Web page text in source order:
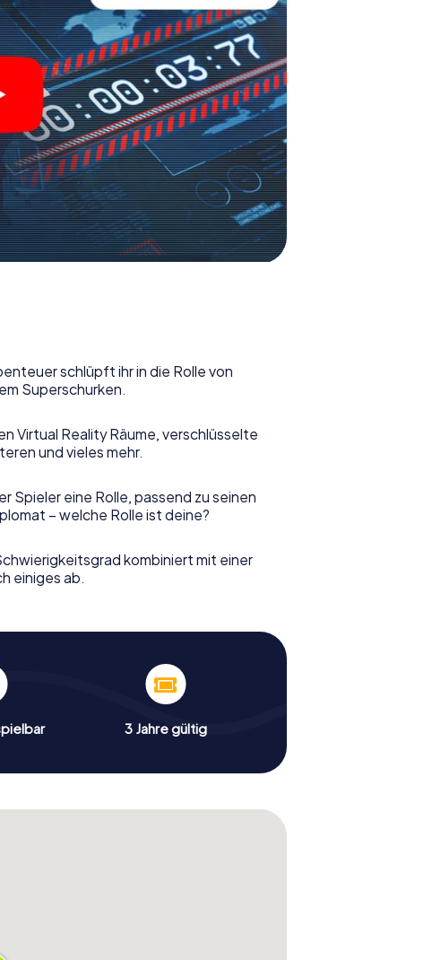
schlüpft ihr in die Rolle von
Superschurken.
Virtual Reality Räume, verschlüsselte
und vieles mehr.
Spieler eine Rolle, passend zu seinen
– welche Rolle ist deine?
kombiniert mit einer
einiges ab.
3 Jahre gültig